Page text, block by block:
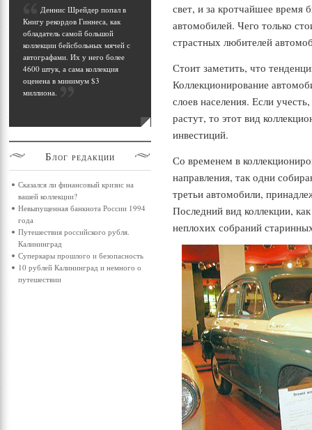
свет, и за кротчайшее время
автомобилей. Чего только
страстных любителей
Стоит заметить, что
Коллекционирование
слоев населения. Если
растут, то этот вид
инвестиций.
Со временем в
направления, так одни
третьи автомобили,
Последний вид коллекции,
неплохих собраний
Деннис Шрейдер попал в
Книгу рекордов Гиннеса, как
обладатель самой большой
коллекции бейсбольных мячей с
автографами. Их у него более
4600 штук, а сама коллекция
оценена в минимум $3
миллиона.
Блог редакции
Сказался ли финансовый кризис на
вашей коллекции?
Невыпущенная банкнота России 1994
года
Путешествия российского рубля.
Калининград
Суперкары прошлого и безопасность
10 рублей Калининград и немного о
путешествии